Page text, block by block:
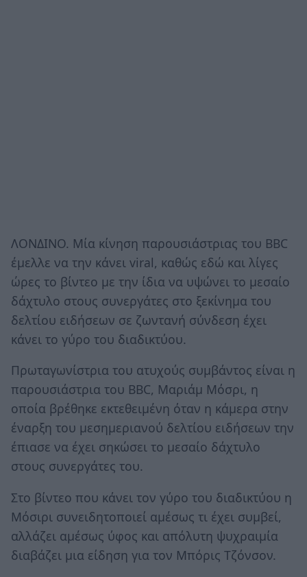
ΛΟΝΔΙΝΟ. Μία κίνηση παρουσιάστριας του BBC
έμελλε να την κάνει viral, καθώς εδώ και λίγες
ώρες το βίντεο με την ίδια να υψώνει το μεσαίο
δάχτυλο στους συνεργάτες στο ξεκίνημα του
δελτίου ειδήσεων σε ζωντανή σύνδεση έχει
κάνει το γύρο του διαδικτύου.
Πρωταγωνίστρια του ατυχούς συμβάντος είναι η
παρουσιάστρια του BBC, Μαριάμ Μόσρι, η
οποία βρέθηκε εκτεθειμένη όταν η κάμερα στην
έναρξη του μεσημεριανού δελτίου ειδήσεων την
έπιασε να έχει σηκώσει το μεσαίο δάχτυλο
στους συνεργάτες του.
Στο βίντεο που κάνει τον γύρο του διαδικτύου η
Μόσιρι συνειδητοποιεί αμέσως τι έχει συμβεί,
αλλάζει αμέσως ύφος και απόλυτη ψυχραιμία
διαβάζει μια είδηση για τον Μπόρις Τζόνσον.